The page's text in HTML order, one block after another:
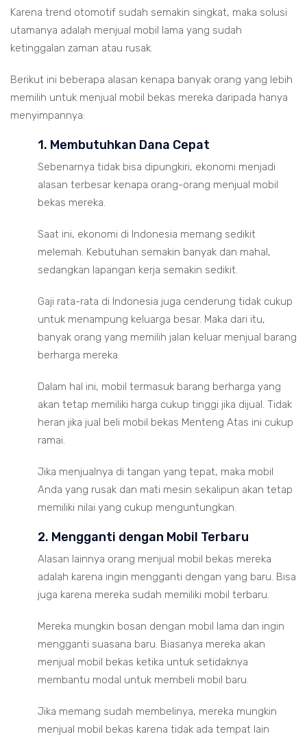
Karena trend otomotif sudah semakin singkat, maka solusi
utamanya adalah menjual mobil lama yang sudah
ketinggalan zaman atau rusak.
Berikut ini beberapa alasan kenapa banyak orang yang lebih
memilih untuk menjual mobil bekas mereka daripada hanya
menyimpannya:
1. Membutuhkan Dana Cepat
Sebenarnya tidak bisa dipungkiri, ekonomi menjadi
alasan terbesar kenapa orang-orang menjual mobil
bekas mereka.
Saat ini, ekonomi di Indonesia memang sedikit
melemah. Kebutuhan semakin banyak dan mahal,
sedangkan lapangan kerja semakin sedikit.
Gaji rata-rata di Indonesia juga cenderung tidak cukup
untuk menampung keluarga besar. Maka dari itu,
banyak orang yang memilih jalan keluar menjual barang
berharga mereka.
Dalam hal ini, mobil termasuk barang berharga yang
akan tetap memiliki harga cukup tinggi jika dijual. Tidak
heran jika jual beli mobil bekas Menteng Atas ini cukup
ramai.
Jika menjualnya di tangan yang tepat, maka mobil
Anda yang rusak dan mati mesin sekalipun akan tetap
memiliki nilai yang cukup menguntungkan.
2. Mengganti dengan Mobil Terbaru
Alasan lainnya orang menjual mobil bekas mereka
adalah karena ingin mengganti dengan yang baru. Bisa
juga karena mereka sudah memiliki mobil terbaru.
Mereka mungkin bosan dengan mobil lama dan ingin
mengganti suasana baru. Biasanya mereka akan
menjual mobil bekas ketika untuk setidaknya
membantu modal untuk membeli mobil baru.
Jika memang sudah membelinya, mereka mungkin
menjual mobil bekas karena tidak ada tempat lain